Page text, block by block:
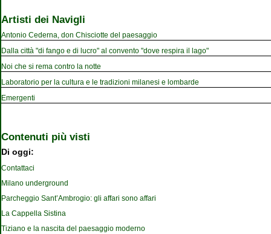
Artisti dei Navigli
Antonio Cederna, don Chisciotte del paesaggio
Dalla città "di fango e di lucro" al convento "dove respira il lago"
Noi che si rema contro la notte
Laboratorio per la cultura e le tradizioni milanesi e lombarde
Emergenti
Contenuti più visti
Di oggi:
Contattaci
Milano underground
Parcheggio Sant’Ambrogio: gli affari sono affari
La Cappella Sistina
Tiziano e la nascita del paesaggio moderno